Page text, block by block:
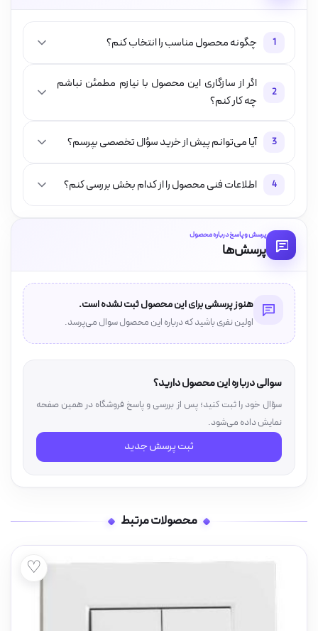
1 چگونه محصول مناسب را انتخاب کنم؟
2
اگر از سازگاری این محصول با نیازم مطمئن نباشم
چه کار کنم؟
3 آیا می‌توانم پیش از خرید سؤال تخصصی بپرسم؟
4 اطلاعات فنی محصول را از کدام بخش بررسی کنم؟
پرسش و پاسخ درباره محصول
پرسش‌ها
هنوز پرسشی برای این محصول ثبت نشده است.
اولین نفری باشید که درباره این محصول سوال می‌پرسد.
سوالی درباره این محصول دارید؟
سؤال خود را ثبت کنید؛ پس از بررسی و پاسخ فروشگاه در همین صفحه
نمایش داده می‌شود.
ثبت پرسش جدید
محصولات مرتبط
♡